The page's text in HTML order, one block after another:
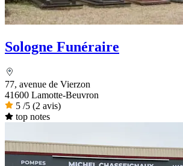
Sologne Funéraire
77, avenue de Vierzon
41600 Lamotte-Beuvron
5 /5 (2 avis)
top notes